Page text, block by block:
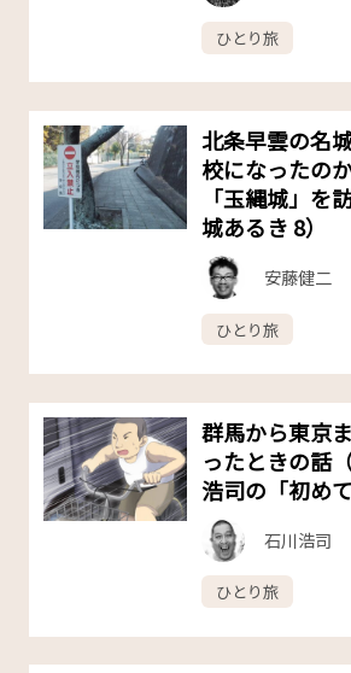
ひとり旅
北条早雲の名
校になったの
「玉縄城」を
城あるき 8）
安藤健二
ひとり旅
群馬から東京
ったときの話
浩司の「初め
石川浩司
ひとり旅